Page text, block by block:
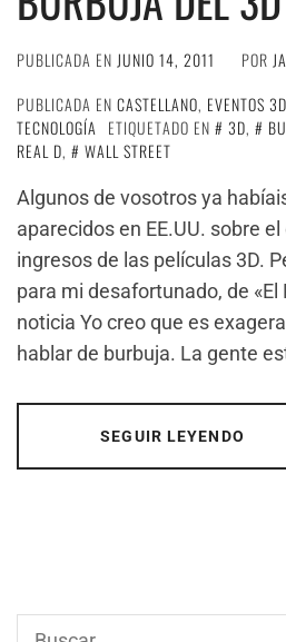
PUBLICADA EN JUNIO 14, 2011 POR
PUBLICADA EN CASTELLANO, EVENTOS 3D
TECNOLOGÍA
ETIQUETADO EN 3D,
REAL D,
WALL STREET
Algunos de vosotros ya
aparecidos en EE.UU. sobre
ingresos de las películas 3D.
para mi desafortunado, de «El
noticia Yo creo que es
hablar de burbuja. La gente
SEGUIR LEYENDO
Buscar: